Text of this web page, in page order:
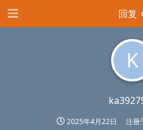
K
2025年4月22日 注册
回复